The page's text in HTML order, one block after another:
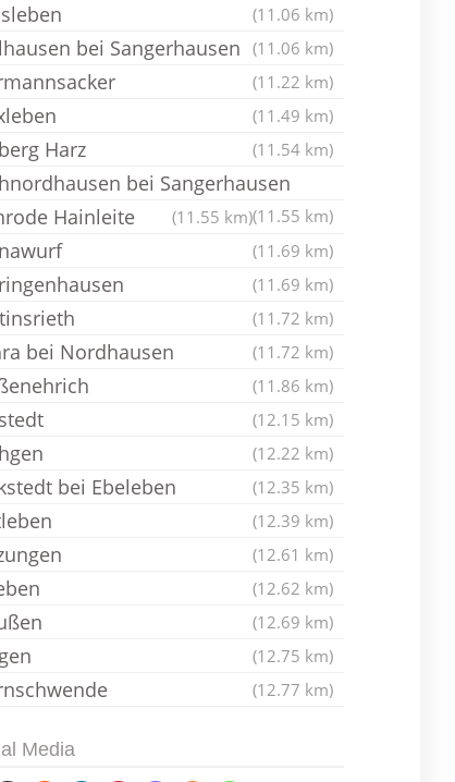
(11.06 km)
bei Sangerhausen (11.06 km)
(11.22 km)
(11.49 km)
Harz (11.54 km)
bei Sangerhausen
(11.55 km)
Hainleite (11.55 km)
(11.69 km)
(11.69 km)
(11.72 km)
bei Nordhausen (11.72 km)
(11.86 km)
(12.15 km)
(12.22 km)
bei Ebeleben (12.35 km)
(12.39 km)
(12.61 km)
(12.62 km)
(12.69 km)
(12.75 km)
(12.77 km)
Media